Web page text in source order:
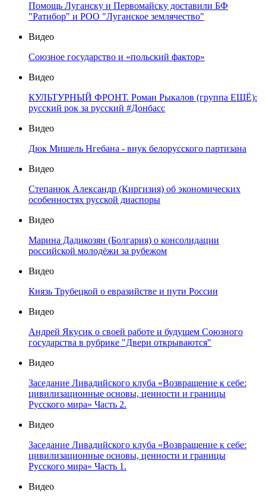
Помощь Луганску и Первомайску доставили БФ
"Ратибор" и РОО "Луганское землячество"
Видео
Союзное государство и «польский фактор»
Видео
КУЛЬТУРНЫЙ ФРОНТ. Роман Рыкалов (группа ЕЩЁ):
русский рок за русский #Донбасс
Видео
Дюк Мишель Нгебана - внук белорусского партизана
Видео
Степанюк Александр (Киргизия) об экономических
особенностях русской диаспоры
Видео
Марина Дадикозян (Болгария) о консолидации
российской молодёжи за рубежом
Видео
Князь Трубецкой о евразийстве и пути России
Видео
Андрей Якусик о своей работе и будущем Союзного
государства в рубрике "Двери открываются"
Видео
Заседание Ливадийского клуба «Возвращение к себе:
цивилизационные основы, ценности и границы
Русского мира» Часть 2.
Видео
Заседание Ливадийского клуба «Возвращение к себе:
цивилизационные основы, ценности и границы
Русского мира» Часть 1.
Видео